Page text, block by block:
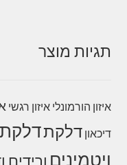
תגיות מוצר
איזון הורמונלי איזון רגשי
דיכאון דלקת
ויטמינים ורידים